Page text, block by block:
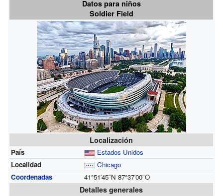
Datos para niños
Soldier Field
Localización
País
Estados Unidos
Localidad
Chicago
Coordenadas
41°51′45″N 87°37′00″O
Detalles generales